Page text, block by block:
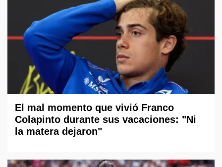
El mal momento que vivió Franco
Colapinto durante sus vacaciones: "Ni
la matera dejaron"